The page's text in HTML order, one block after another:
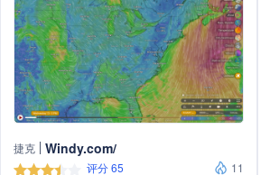
捷克 Windy.com/
评分 65
11